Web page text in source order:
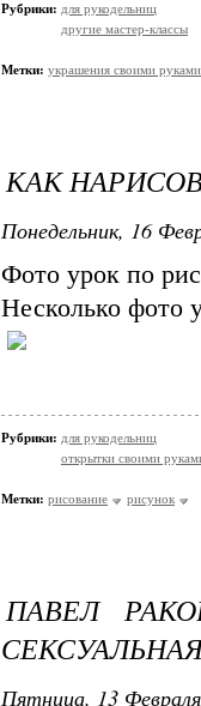
Рубрики: для рукодельниц
другие мастер-классы
Метки: украшения своими руками
КАК
Понедельник, 16
Фото урок по
Несколько фото
Рубрики: для рукодельниц
открытки своими
Метки: рисование рисунок
ПАВЕЛ
Пятница, 13